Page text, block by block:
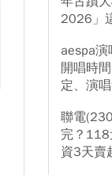
2026」
aespa演
開唱時
定、演
聯電
完？118
資3天賣